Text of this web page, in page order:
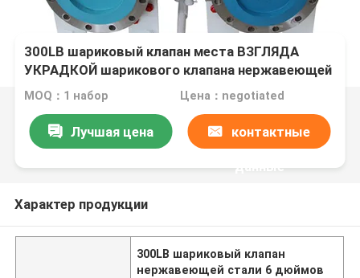
300LB шариковый клапан места ВЗГЛЯДА
УКРАДКОЙ шарикового клапана нержавеющей
стали 6 дюймов мягкий герметизируя
MOQ：1 набор Цена：negotiated
Лучшая цена контактные
данные
Характер продукции
300LB шариковый клапан
нержавеющей стали 6 дюймов